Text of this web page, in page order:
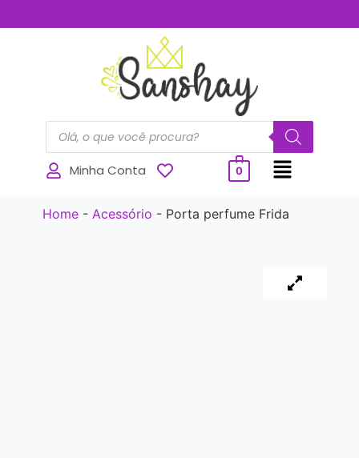
Minha Conta 0
Home- Acessório - Porta perfume Frida